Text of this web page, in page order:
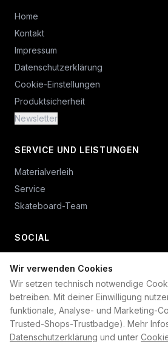
Wir verwenden Cookies
Wir setzen technisch notwendige
betreiben. Mit deiner Einwilligung
funktionale, Analyse- und Marketing-
Trusted-Shops-Trustbadge). Mehr
Datenschutzerklärung und unter
Home
Kontakt
Impressum
Datenschutzerklärung
Cookie-Einstellungen
Produktsicherheit
Newsletter
SERVICE UND LEISTUNGEN
Materialverleih
Service
Skateboard-Team
SOCIAL
+49 234 687 00 38
shop@plan-b-funsport.de
Sichere Zahlung mit: